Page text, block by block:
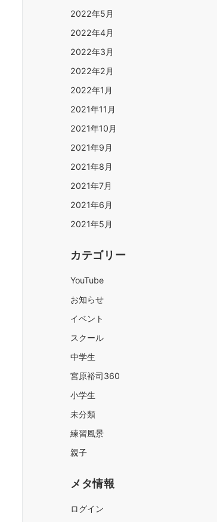
2022年5月
2022年4月
2022年3月
2022年2月
2022年1月
2021年11月
2021年10月
2021年9月
2021年8月
2021年7月
2021年6月
2021年5月
カテゴリー
YouTube
お知らせ
イベント
スクール
中学生
宮原裕司360
小学生
未分類
練習風景
親子
メタ情報
ログイン